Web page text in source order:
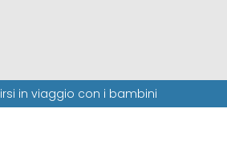
in viaggio con i bambini